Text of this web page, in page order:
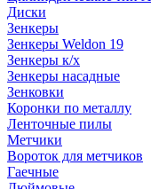
Диски
Зенкеры
Зенкеры Weldon 19
Зенкеры к/х
Зенкеры насадные
Зенковки
Коронки по металлу
Ленточные пилы
Метчики
Вороток для метчиков
Гаечные